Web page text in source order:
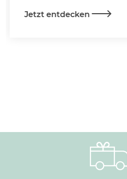
Jetzt entdecken